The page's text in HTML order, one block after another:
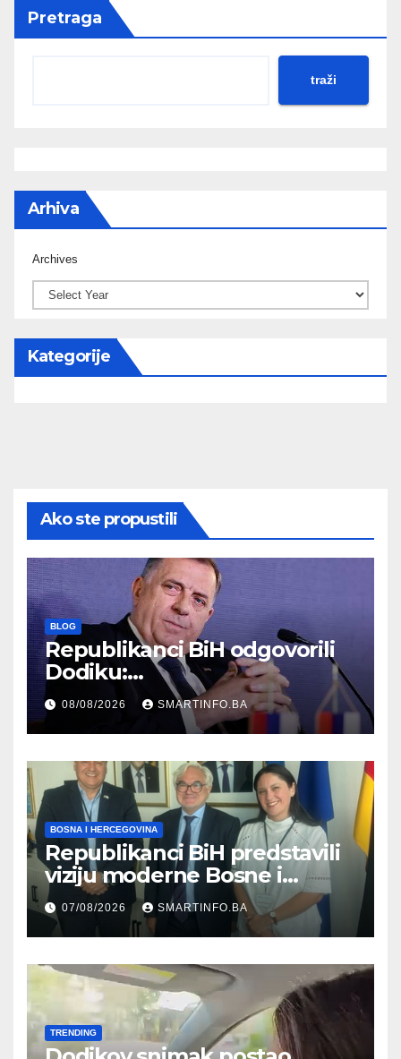
Pretraga
traži
Arhiva
Archives
Kategorije
Ako ste propustili
BLOG
Republikanci BiH odgovorili
Dodiku:
Bosanskohercegovačka
kultura postoji i pripada svim
građanima
08/08/2026 SMARTINFO.BA
BOSNA I HERCEGOVINA
Republikanci BiH predstavili
viziju moderne Bosne i
Hercegovine ambasadoru
Njemačke
07/08/2026 SMARTINFO.BA
TRENDING